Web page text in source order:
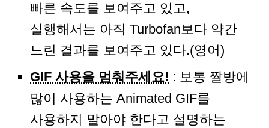
빠른 속도를 보여주고 있고,
실행해서는 아직 Turbofan보다 약간
느린 결과를 보여주고 있다.(영어)
GIF 사용을 멈춰주세요! : 보통 짤방에
많이 사용하는 Animated GIF를
사용하지 말아야 한다고 설명하는